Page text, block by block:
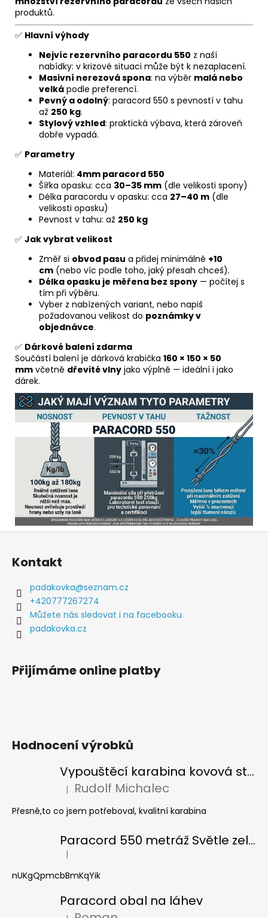
produktů.
✅ Hlavní výhody
Nejvíc rezervního paracordu 550 z naší
nabídky: v krizové situaci může být k nezaplacení.
Masivní nerezová spona: na výběr malá nebo
velká podle preferencí.
Pevný a odolný: paracord 550 s pevností v tahu
až 250 kg.
Stylový vzhled: praktická výbava, která zároveň
dobře vypadá.
✅ Parametry
Materiál: 4mm paracord 550
Šířka opasku: cca 30–35 mm (dle velikosti spony)
Délka paracordu v opasku: cca 27–40 m (dle
velikosti opasku)
Pevnost v tahu: až 250 kg
✅ Jak vybrat velikost
Změř si obvod pasu a přidej minimálně +10
cm (nebo víc podle toho, jaký přesah chceš).
Délka opasku je měřena bez spony — počítej s
tím při výběru.
Vyber z nabízených variant, nebo napiš
požadovanou velikost do poznámky v
objednávce.
✅ Dárkové balení zdarma
Součástí balení je dárková krabička 160 × 150 × 50
mm včetně dřevité vlny jako výplně — ideální i jako
dárek.
Z
Kontakt
padakovka@seznam.cz
+420777267274
Můžete nás sledovat i na facebooku.
padakovka.cz
Přijímáme online platby
Hodnocení výrobků
Vypouštěcí karabina kovová stříbrná
Hodnocení produktu je 5 z 5 hvězdiček.
| Rudolf Michalec
Přesně,to co jsem potřeboval, kvalitní karabina
Paracord 550 metráž Světle zelená
Hodnocení produktu je 5 z 5 hvězdiček.
|
nUKgQpmcbBmKqYik
Paracord obal na láhev